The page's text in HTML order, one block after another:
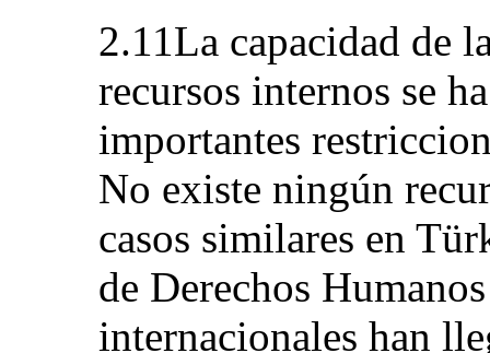
2.11La capacidad de
recursos internos se
importantes
No existe ningún
casos similares en
de Derechos
internacionales han